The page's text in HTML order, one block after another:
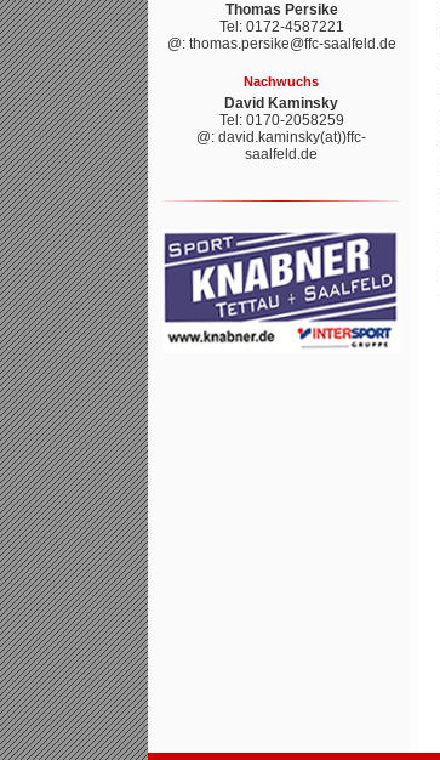
Thomas Persike
Tel: 0172-4587221
@: thomas.persike@ffc-saalfeld.de
Nachwuchs
David Kaminsky
Tel: 0170-2058259
@: david.kaminsky(at))ffc-
saalfeld.de